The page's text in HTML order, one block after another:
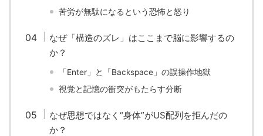
苦労が無駄になるという恐怖と怒り
なぜ「構造のズレ」はここまで脳に影響するの
か？
「Enter」と「Backspace」の誤操作地獄
視覚と記憶の衝突がもたらす分断
なぜ思想ではなく“身体”がUS配列を拒んだの
か？